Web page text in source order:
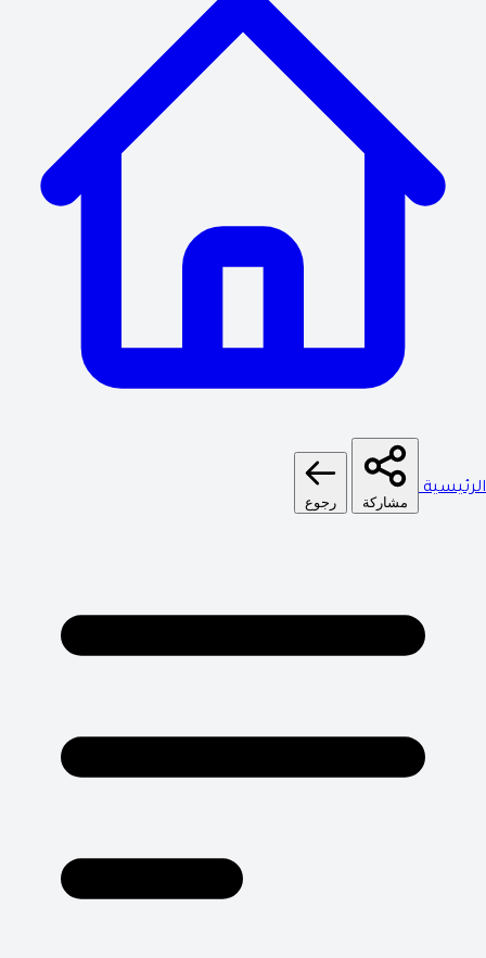
الرئيسية
مشاركة رجوع